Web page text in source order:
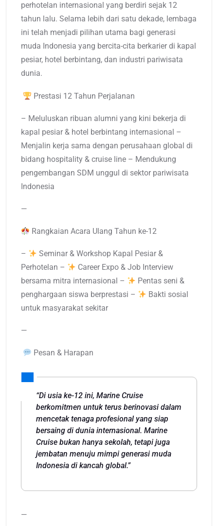
perhotelan internasional yang berdiri sejak 12
tahun lalu. Selama lebih dari satu dekade, lembaga
ini telah menjadi pilihan utama bagi generasi
muda Indonesia yang bercita-cita berkarier di kapal
pesiar, hotel berbintang, dan industri pariwisata
dunia.
Prestasi 12 Tahun Perjalanan
– Meluluskan ribuan alumni yang kini bekerja di
kapal pesiar & hotel berbintang internasional –
Menjalin kerja sama dengan perusahaan global di
bidang hospitality & cruise line – Mendukung
pengembangan SDM unggul di sektor pariwisata
Indonesia
—
Rangkaian Acara Ulang Tahun ke-12
–
Seminar & Workshop Kapal Pesiar &
Perhotelan –
Career Expo & Job Interview
bersama mitra internasional –
Pentas seni &
penghargaan siswa berprestasi –
Bakti sosial
untuk masyarakat sekitar
—
Pesan & Harapan
“Di usia ke-12 ini, Marine Cruise
berkomitmen untuk terus berinovasi dalam
mencetak tenaga profesional yang siap
bersaing di dunia internasional. Marine
Cruise bukan hanya sekolah, tetapi juga
jembatan menuju mimpi generasi muda
Indonesia di kancah global.”
—